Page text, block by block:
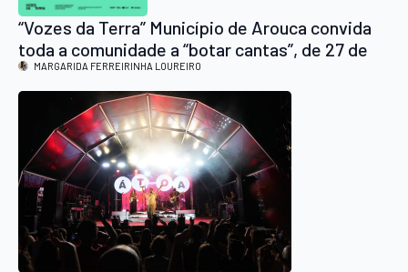
“Vozes da Terra” Município de Arouca convida
toda a comunidade a “botar cantas”, de 27 de
junho a 16 de agosto
MARGARIDA FERREIRINHA LOUREIRO